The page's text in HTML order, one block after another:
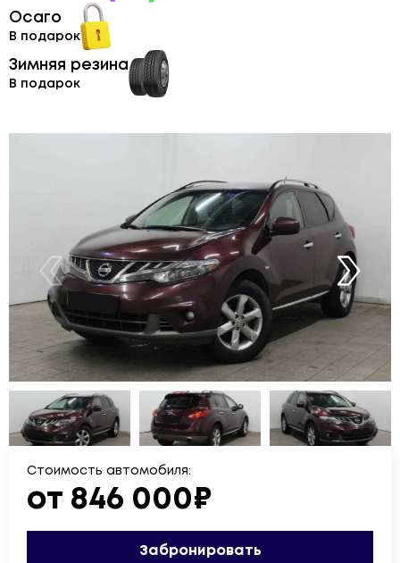
Осаго
В подарок
Зимняя резина
В подарок
Стоимость автомобиля:
от 846 000₽
Забронировать